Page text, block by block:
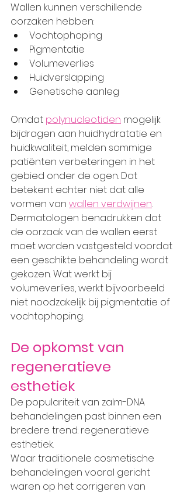
Wallen kunnen verschillende
oorzaken hebben:
Vochtophoping
Pigmentatie
Volumeverlies
Huidverslapping
Genetische aanleg
Omdat polynucleotiden mogelijk
bijdragen aan huidhydratatie en
huidkwaliteit, melden sommige
patiënten verbeteringen in het
gebied onder de ogen. Dat
betekent echter niet dat alle
vormen van wallen verdwijnen.
Dermatologen benadrukken dat
de oorzaak van de wallen eerst
moet worden vastgesteld voordat
een geschikte behandeling wordt
gekozen. Wat werkt bij
volumeverlies, werkt bijvoorbeeld
niet noodzakelijk bij pigmentatie of
vochtophoping.
De opkomst van
regeneratieve
esthetiek
De populariteit van zalm-DNA
behandelingen past binnen een
bredere trend: regeneratieve
esthetiek.
Waar traditionele cosmetische
behandelingen vooral gericht
waren op het corrigeren van